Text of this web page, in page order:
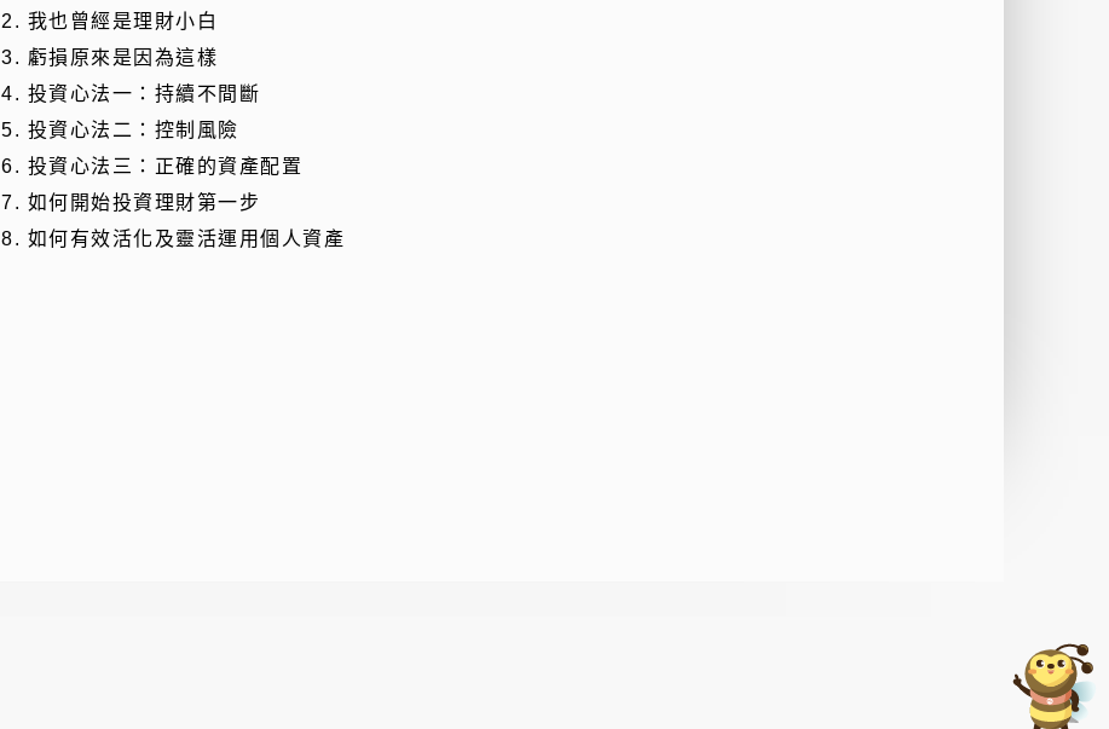
2. 我也曾經是理財小白
3. 虧損原來是因為這樣
4. 投資心法一：持續不間斷
5. 投資心法二：控制風險
6. 投資心法三：正確的資產配置
7. 如何開始投資理財第一步
8. 如何有效活化及靈活運用個人資產